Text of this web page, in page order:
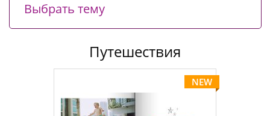
Выбрать тему
Путешествия
NEW